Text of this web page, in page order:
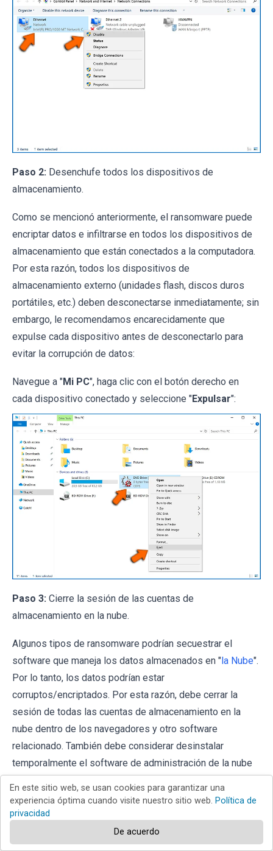
Paso 2: Desenchufe todos los dispositivos de
almacenamiento.
Como se mencionó anteriormente, el ransomware puede
encriptar datos e infiltrarse en todos los dispositivos de
almacenamiento que están conectados a la computadora.
Por esta razón, todos los dispositivos de
almacenamiento externo (unidades flash, discos duros
portátiles, etc.) deben desconectarse inmediatamente; sin
embargo, le recomendamos encarecidamente que
expulse cada dispositivo antes de desconectarlo para
evitar la corrupción de datos:
Navegue a "Mi PC", haga clic con el botón derecho en
cada dispositivo conectado y seleccione "Expulsar":
Paso 3: Cierre la sesión de las cuentas de
almacenamiento en la nube.
Algunos tipos de ransomware podrían secuestrar el
software que maneja los datos almacenados en " la Nube".
Por lo tanto, los datos podrían estar
corruptos/encriptados. Por esta razón, debe cerrar la
sesión de todas las cuentas de almacenamiento en la
nube dentro de los navegadores y otro software
relacionado. También debe considerar desinstalar
temporalmente el software de administración de la nube
Identificar la infección del ransomware:
Para manejar adecuadamente una infección, primero hay
En este sitio web, se usan cookies para garantizar una
experiencia óptima cuando visite nuestro sitio web. Política de
privacidad
De acuerdo